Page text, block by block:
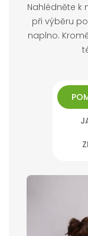
Nahlédněte k
při výběru
naplno.